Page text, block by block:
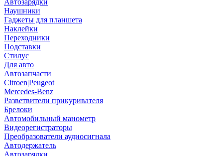
Автозарядки
Наушники
Гаджеты для планшета
Наклейки
Переходники
Подставки
Стилус
Для авто
Автозапчасти
Citroen|Peugeot
Mercedes-Benz
Разветвители прикуривателя
Брелоки
Автомобильный манометр
Видеорегистраторы
Преобразователи аудиосигнала
Автодержатель
Автозарядки